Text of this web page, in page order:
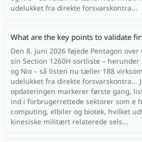
udelukket fra direkte forsvarskontra...
What are the key points to validate
Den 8. juni 2026 føjede Pentagon
sin Section 1260H sortliste – herunder
og Nio – så listen nu tæller 188
udelukket fra direkte forsvarskontra...
opdateringen markerer første gang,
ind i forbrugerrettede sektorer som e
computing, elbiler og biotek, hvilket
kinesiske militært relaterede sels...